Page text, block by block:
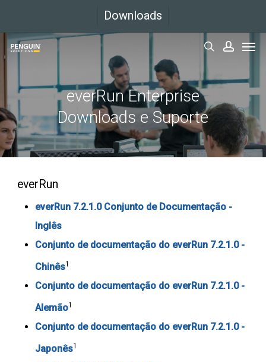
principal
Downloads
everRun Enterprise
Downloads e Suporte
everRun
everRun 7.2.1.0 Conjunto de Documentação -
Inglês
Conjunto de documentação do everRun 7.2.1.0 -
Chinês1
Conjunto de documentação do everRun 7.2.1.0 -
Alemão1
Conjunto de documentação do everRun 7.2.1.0 -
Japonês1